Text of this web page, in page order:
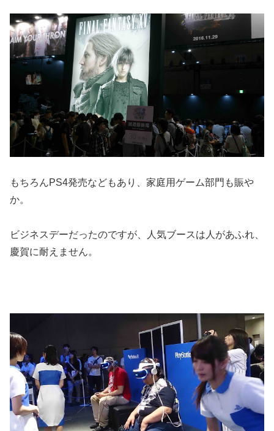
もちろんPS4発売などもあり、家庭用ゲーム部門も賑や
か。
ビジネスデーだったのですが、人気ブースは人があふれ、
慶賀に耐えません。